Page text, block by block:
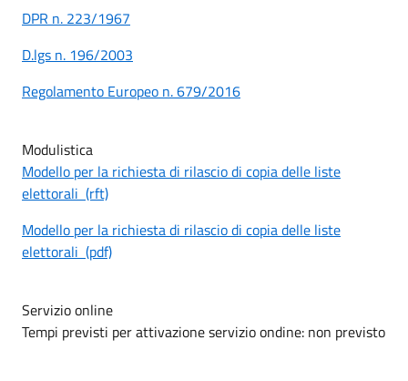
DPR n. 223/1967
D.lgs n. 196/2003
Regolamento Europeo n. 679/2016
Modulistica
Modello per la richiesta di rilascio di copia delle liste
elettorali (rft)
Modello per la richiesta di rilascio di copia delle liste
elettorali (pdf)
Servizio online
Tempi previsti per attivazione servizio ondine: non previsto